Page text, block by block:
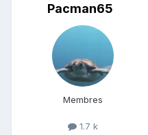
Pacman65
Membres
1.7 k